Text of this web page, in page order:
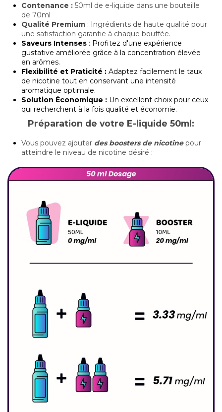
Contenance : 50ml de e-liquide dans une bouteille
de 70ml
Qualité Premium : Ingrédients de haute qualité pour
une satisfaction garantie à chaque bouffée.
Saveurs Intenses : Profitez d'une expérience
gustative améliorée grâce à la concentration élevée
en arômes.
Flexibilité et Praticité : Adaptez facilement le taux
de nicotine tout en conservant une intensité
aromatique optimale.
Solution Économique : Un excellent choix pour ceux
qui recherchent à la fois qualité et économie.
Préparation de votre E-liquide 50ml:
Vous pouvez ajouter des boosters de nicotinepour
atteindre le niveau de nicotine désiré :